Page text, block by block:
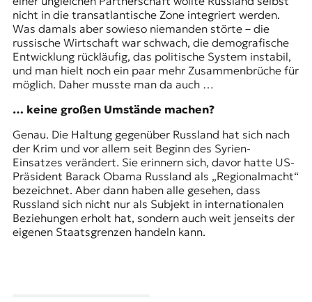
nicht in die transatlantische Zone integriert werden.
Was damals aber sowieso niemanden störte – die
russische Wirtschaft war schwach, die demografische
Entwicklung rückläufig, das politische System instabil,
und man hielt noch ein paar mehr Zusammenbrüche für
möglich. Daher musste man da auch …
… keine großen Umstände machen?
Genau. Die Haltung gegenüber Russland hat sich nach
der Krim und vor allem seit Beginn des Syrien-
Einsatzes verändert. Sie erinnern sich, davor hatte US-
Präsident Barack Obama Russland als „Regionalmacht“
bezeichnet. Aber dann haben alle gesehen, dass
Russland sich nicht nur als Subjekt in internationalen
Beziehungen erholt hat, sondern auch weit jenseits der
eigenen Staatsgrenzen handeln kann.